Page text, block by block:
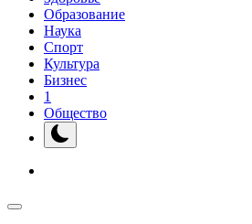
Образование
Наука
Спорт
Культура
Бизнес
1
Общество